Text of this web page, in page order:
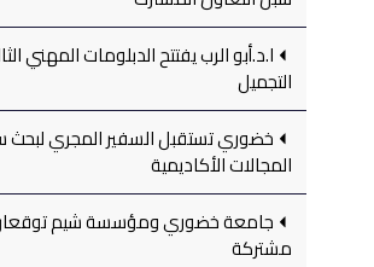
ا.د.أبو الرب يفتتح الدبلومات المهني
التجميل
خضوري تستقبل السفير المجري لبحث
المجالات الأكاديمية
جامعة خضوري ومؤسسة شيم
مشتركة